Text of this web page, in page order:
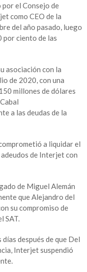
el Consejo de
como CEO de la
del año pasado, luego
por ciento de las
asociación con la
de 2020, con una
millones de dólares
a las deudas de la
a liquidar el
de Interjet con
de Miguel Alemán
que Alejandro del
su compromiso de
SAT.
después de que Del
Interjet suspendió